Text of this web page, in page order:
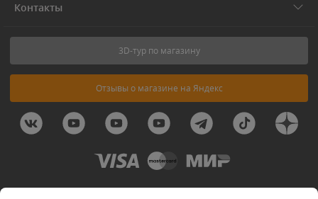
Контакты
3D-тур по магазину
Отзывы о магазине на Яндекс